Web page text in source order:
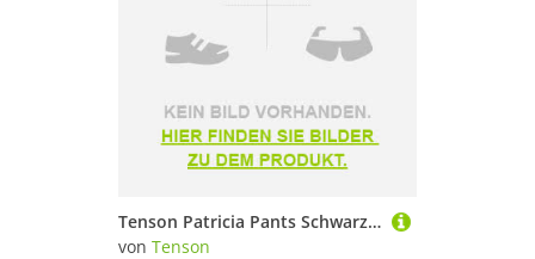
Tenson Patricia Pants Schwarz S Frau
von Tenson